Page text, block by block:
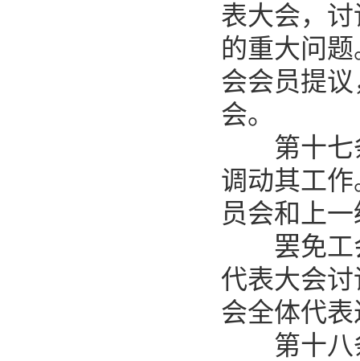
表大会，
的重大问
会会员提
会。
第十七条
调动其工
员会和上
罢免工会
代表大会
会全体代
第十八条